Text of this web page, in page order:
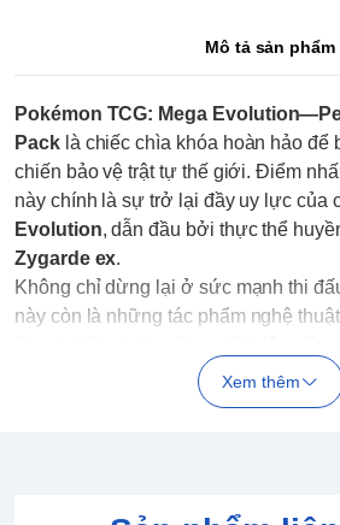
Mô tả sản phẩm
Pokémon TCG: Mega
Packlà chiếc chìa khóa hoàn hảo để
chiến bảo vệ trật tự thế giới. Điểm
này chính là sự trở lại đầy uy lực của
Evolution, dẫn đầu bởi thực thể
Zygarde ex.
Không chỉ dừng lại ở sức mạnh thi
này còn là những tác phẩm nghệ
thành phố Lumiose và những hình
Xem thêm